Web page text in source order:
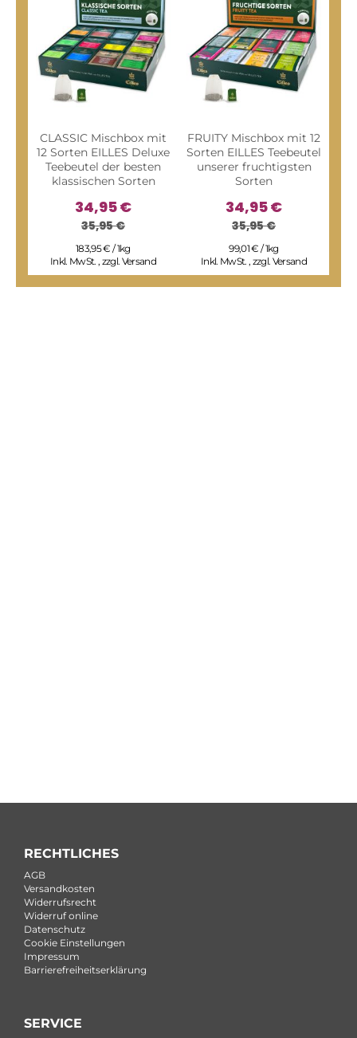
CLASSIC Mischbox mit
12 Sorten EILLES Deluxe
Teebeutel der besten
klassischen Sorten
34,95 €
35,95 €
183,95 € / 1kg
Inkl. MwSt. , zzgl. Versand
FRUITY Mischbox mit 12
Sorten EILLES Teebeutel
unserer fruchtigsten
Sorten
34,95 €
35,95 €
99,01 € / 1kg
Inkl. MwSt. , zzgl. Versand
RECHTLICHES
AGB
Versandkosten
Widerrufsrecht
Widerruf online
Datenschutz
Cookie Einstellungen
Impressum
Barrierefreiheitserklärung
SERVICE